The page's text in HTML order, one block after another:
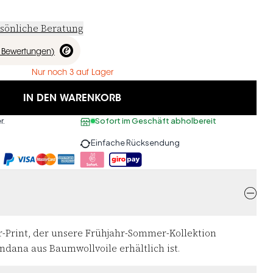
Beratung
Bewertungen)
Nur noch 3 auf Lager
IN DEN WARENKORB
Sofort im Geschäft abholbereit
Einfache Rücksendung
Print, der unsere Frühjahr-Sommer-Kollektion
aus Baumwollvoile erhältlich ist.